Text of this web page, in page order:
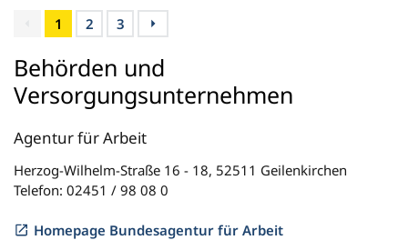
Behörden und
Versorgungsunternehmen
Agentur für Arbeit
Herzog-Wilhelm-Straße 16 - 18, 52511 Geilenkirchen
Telefon: 02451 / 98 08 0
Homepage Bundesagentur für Arbeit
1 2 3